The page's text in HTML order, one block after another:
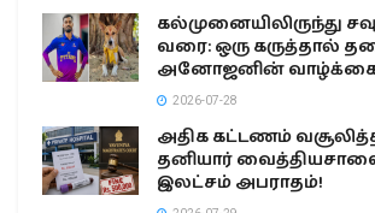
கல்முனையிலிருந்து
வரை: ஒரு கருத்தால்
அனோஜனின்
2026-07-28
அதிக கட்டணம்
தனியார்
இலட்சம் அபராதம்!